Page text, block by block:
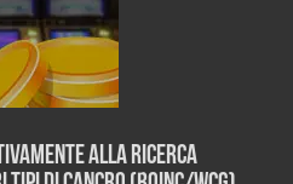
alla ricerca